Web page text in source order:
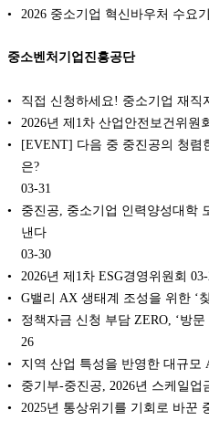
2026 중소기업 혁신바우처 수요
중소벤처기업진흥공단
직접 신청하세요! 중소기업 재직
2026년 제1차 산업안전보건위원
[EVENT] 다음 중 중진공의 청렴
은?
03-31
중진공, 중소기업 인력양성대학
낸다
03-30
2026년 제1차 ESG경영위원회
G밸리 AX 생태계 조성을 위한 ‘
정책자금 신청 부담 ZERO, ‘방
26
지역 산업 특성을 반영한 대규모
중기부-중진공, 2026년 스케일업
2025년 통상위기를 기회로 바꾼